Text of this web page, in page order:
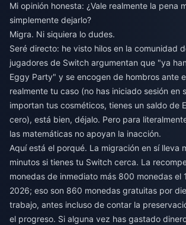
Mi opinión honesta: ¿Vale realmente la pena
simplemente dejarlo?
Migra. Ni siquiera lo dudes.
Seré directo: he visto hilos en la comunidad
jugadores de Switch argumentan que "ya
Eggy Party" y se encogen de hombros ante
realmente tu caso (no has iniciado sesión en
importan tus cosméticos, tienes un saldo de
cero), está bien, déjalo. Pero para
las matemáticas no apoyan la inacción.
Aquí está el porqué. La migración en sí lleva
minutos si tienes tu Switch cerca. La
monedas de inmediato más 800 monedas el
2026; eso son 860 monedas gratuitas por
trabajo, antes incluso de contar la
el progreso. Si alguna vez has gastado